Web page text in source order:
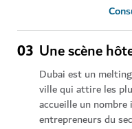
03 Une scène
Dubai est un
ville qui attire les
accueille un
entrepreneurs du